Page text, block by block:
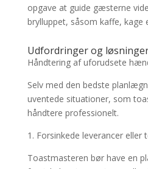
opgave at guide gæsterne
brylluppet, såsom kaffe, kage
Udfordringer og
Håndtering af uforudsete
Selv med den bedste
uventede situationer, som
håndtere professionelt.
1. Forsinkede leverancer eller
Toastmasteren bør have en